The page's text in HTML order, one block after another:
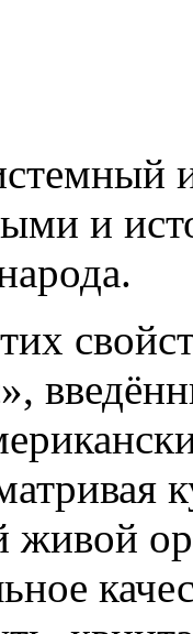
и
живой